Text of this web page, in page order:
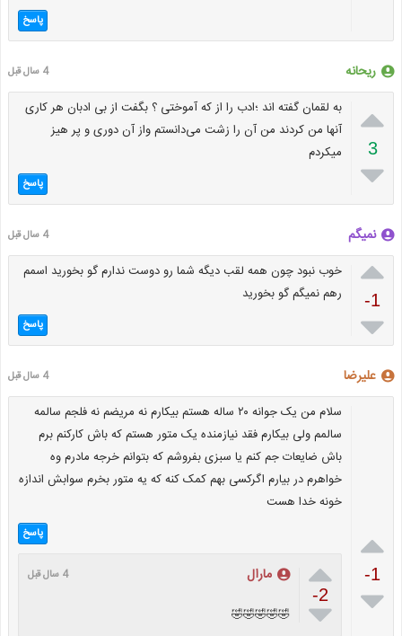
پاسخ
ریحانه 4 سال قبل

3

به لقمان گفته اند ؛ادب را از که آموختی ؟ بگفت از بی ادبان هر کاری
آنها من کردند من آن را زشت می‌دانستم واز آن دوری و پر هیز
میکردم
پاسخ
نمیگم 4 سال قبل

-1

خوب نبود چون همه لقب دیگه شما رو دوست ندارم گو بخورید اسمم
رهم نمیگم گو بخورید
پاسخ
علیرضا 4 سال قبل

-1

سلام من یک جوانه ۲۰ ساله هستم بیکارم نه مریضم نه فلجم سالمه
سالمم ولی بیکارم فقد نیازمنده یک متور هستم که باش کارکنم برم
باش ضایعات جم کنم یا سبزی بفروشم که بتوانم خرجه مادرم وه
خواهرم در بیارم اگرکسی بهم کمک کنه که یه متور بخرم سوابش اندازه
خونه خدا هست
پاسخ

-2

مارال 4 سال قبل
🤣🤣🤣🤣🤣